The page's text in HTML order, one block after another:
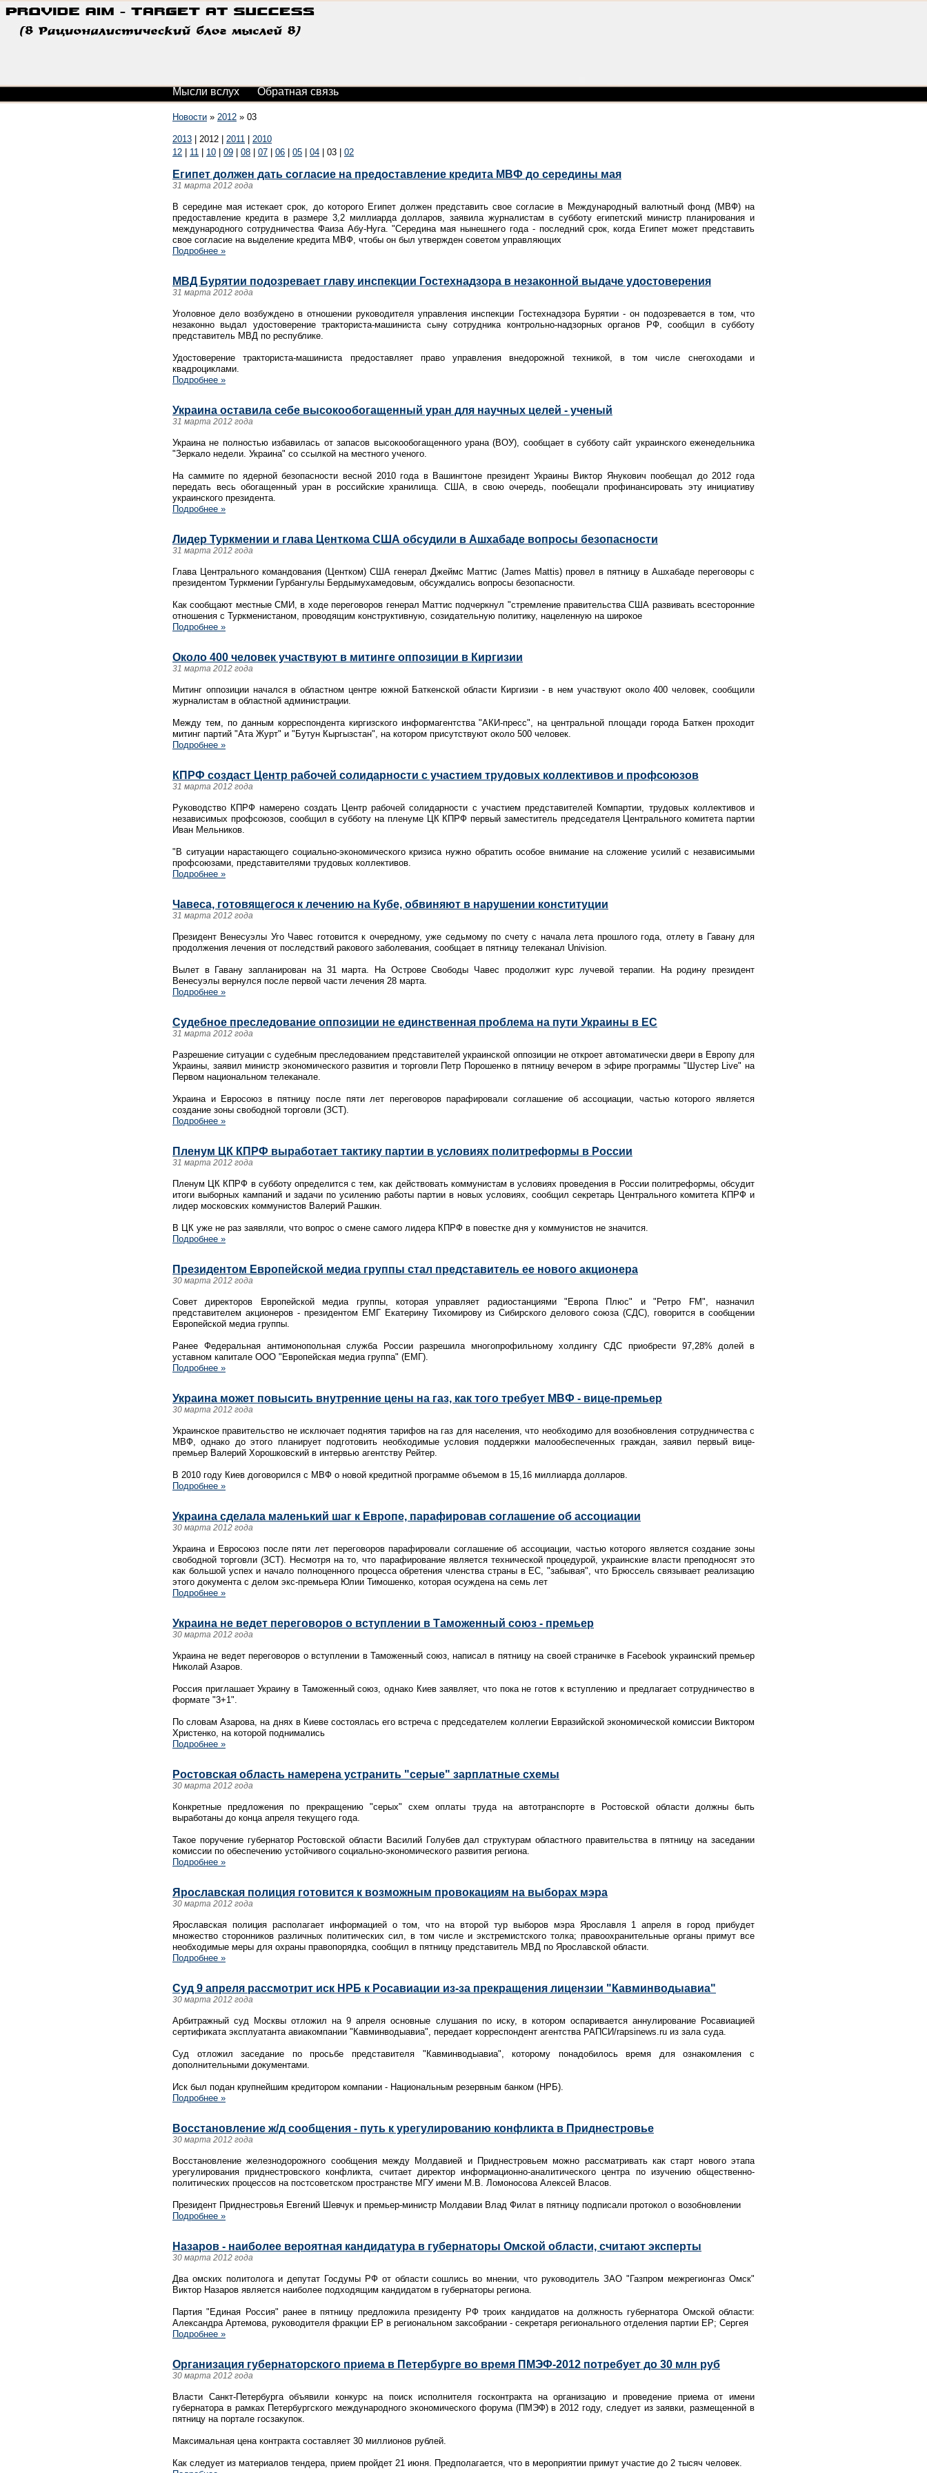
Мысли вслух Обратная связь
Новости » 2012 » 03
2013 2012 2011
2010
12
11 10 09 08 07 06 05 04 03 02
Египет должен дать согласие на предоставление кредита МВФ до середины мая
31 марта 2012 года
В середине мая истекает срок, до которого Египет должен представить свое согласие в Международный валютный фонд (МВФ) на
предоставление кредита в размере 3,2 миллиарда долларов, заявила журналистам в субботу египетский министр планирования и
международного сотрудничества Фаиза Абу-Нуга. "Середина мая нынешнего года - последний срок, когда Египет может представить
свое согласие на выделение кредита МВФ, чтобы он был утвержден советом управляющих
Подробнее »
МВД Бурятии подозревает главу инспекции Гостехнадзора в незаконной выдаче удостоверения
31 марта 2012 года
Уголовное дело возбуждено в отношении руководителя управления инспекции Гостехнадзора Бурятии - он подозревается в том, что
незаконно выдал удостоверение тракториста-машиниста сыну сотрудника контрольно-надзорных органов РФ, сообщил в субботу
представитель МВД по республике.
Удостоверение тракториста-машиниста предоставляет право управления внедорожной техникой, в том числе снегоходами и
квадроциклами.
Подробнее »
Украина оставила себе высокообогащенный уран для научных целей - ученый
31 марта 2012 года
Украина не полностью избавилась от запасов высокообогащенного урана (ВОУ), сообщает в субботу сайт украинского еженедельника
"Зеркало недели. Украина" со ссылкой на местного ученого.
На саммите по ядерной безопасности весной 2010 года в Вашингтоне президент Украины Виктор Янукович пообещал до 2012 года
передать весь обогащенный уран в российские хранилища. США, в свою очередь, пообещали профинансировать эту инициативу
украинского президента.
Подробнее »
Лидер Туркмении и глава Центкома США обсудили в Ашхабаде вопросы безопасности
31 марта 2012 года
Глава Центрального командования (Центком) США генерал Джеймс Маттис (James Mattis) провел в пятницу в Ашхабаде переговоры с
президентом Туркмении Гурбангулы Бердымухамедовым, обсуждались вопросы безопасности.
Как сообщают местные СМИ, в ходе переговоров генерал Маттис подчеркнул "стремление правительства США развивать всесторонние
отношения с Туркменистаном, проводящим конструктивную, созидательную политику, нацеленную на широкое
Подробнее »
Около 400 человек участвуют в митинге оппозиции в Киргизии
31 марта 2012 года
Митинг оппозиции начался в областном центре южной Баткенской области Киргизии - в нем участвуют около 400 человек, сообщили
журналистам в областной администрации.
Между тем, по данным корреспондента киргизского информагентства "АКИ-пресс", на центральной площади города Баткен проходит
митинг партий "Ата Журт" и "Бутун Кыргызстан", на котором присутствуют около 500 человек.
Подробнее »
КПРФ создаст Центр рабочей солидарности с участием трудовых коллективов и профсоюзов
31 марта 2012 года
Руководство КПРФ намерено создать Центр рабочей солидарности с участием представителей Компартии, трудовых коллективов и
независимых профсоюзов, сообщил в субботу на пленуме ЦК КПРФ первый заместитель председателя Центрального комитета партии
Иван Мельников.
"В ситуации нарастающего социально-экономического кризиса нужно обратить особое внимание на сложение усилий с независимыми
профсоюзами, представителями трудовых коллективов.
Подробнее »
Чавеса, готовящегося к лечению на Кубе, обвиняют в нарушении конституции
31 марта 2012 года
Президент Венесуэлы Уго Чавес готовится к очередному, уже седьмому по счету с начала лета прошлого года, отлету в Гавану для
продолжения лечения от последствий ракового заболевания, сообщает в пятницу телеканал Univision.
Вылет в Гавану запланирован на 31 марта. На Острове Свободы Чавес продолжит курс лучевой терапии. На родину президент
Венесуэлы вернулся после первой части лечения 28 марта.
Подробнее »
Судебное преследование оппозиции не единственная проблема на пути Украины в ЕС
31 марта 2012 года
Разрешение ситуации с судебным преследованием представителей украинской оппозиции не откроет автоматически двери в Европу для
Украины, заявил министр экономического развития и торговли Петр Порошенко в пятницу вечером в эфире программы "Шустер Live" на
Первом национальном телеканале.
Украина и Евросоюз в пятницу после пяти лет переговоров парафировали соглашение об ассоциации, частью которого является
создание зоны свободной торговли (ЗСТ).
Подробнее »
Пленум ЦК КПРФ выработает тактику партии в условиях политреформы в России
31 марта 2012 года
Пленум ЦК КПРФ в субботу определится с тем, как действовать коммунистам в условиях проведения в России политреформы, обсудит
итоги выборных кампаний и задачи по усилению работы партии в новых условиях, сообщил секретарь Центрального комитета КПРФ и
лидер московских коммунистов Валерий Рашкин.
В ЦК уже не раз заявляли, что вопрос о смене самого лидера КПРФ в повестке дня у коммунистов не значится.
Подробнее »
Президентом Европейской медиа группы стал представитель ее нового акционера
30 марта 2012 года
Совет директоров Европейской медиа группы, которая управляет радиостанциями "Европа Плюс" и "Ретро FM", назначил
представителем акционеров - президентом ЕМГ Екатерину Тихомирову из Сибирского делового союза (СДС), говорится в сообщении
Европейской медиа группы.
Ранее Федеральная антимонопольная служба России разрешила многопрофильному холдингу СДС приобрести 97,28% долей в
уставном капитале ООО "Европейская медиа группа" (ЕМГ).
Подробнее »
Украина может повысить внутренние цены на газ, как того требует МВФ - вице-премьер
30 марта 2012 года
Украинское правительство не исключает поднятия тарифов на газ для населения, что необходимо для возобновления сотрудничества с
МВФ, однако до этого планирует подготовить необходимые условия поддержки малообеспеченных граждан, заявил первый вице-
премьер Валерий Хорошковский в интервью агентству Рейтер.
В 2010 году Киев договорился с МВФ о новой кредитной программе объемом в 15,16 миллиарда долларов.
Подробнее »
Украина сделала маленький шаг к Европе, парафировав соглашение об ассоциации
30 марта 2012 года
Украина и Евросоюз после пяти лет переговоров парафировали соглашение об ассоциации, частью которого является создание зоны
свободной торговли (ЗСТ). Несмотря на то, что парафирование является технической процедурой, украинские власти преподносят это
как большой успех и начало полноценного процесса обретения членства страны в ЕС, "забывая", что Брюссель связывает реализацию
этого документа с делом экс-премьера Юлии Тимошенко, которая осуждена на семь лет
Подробнее »
Украина не ведет переговоров о вступлении в Таможенный союз - премьер
30 марта 2012 года
Украина не ведет переговоров о вступлении в Таможенный союз, написал в пятницу на своей страничке в Facebook украинский премьер
Николай Азаров.
Россия приглашает Украину в Таможенный союз, однако Киев заявляет, что пока не готов к вступлению и предлагает сотрудничество в
формате "3+1".
По словам Азарова, на днях в Киеве состоялась его встреча с председателем коллегии Евразийской экономической комиссии Виктором
Христенко, на которой поднимались
Подробнее »
Ростовская область намерена устранить "серые" зарплатные схемы
30 марта 2012 года
Конкретные предложения по прекращению "серых" схем оплаты труда на автотранспорте в Ростовской области должны быть
выработаны до конца апреля текущего года.
Такое поручение губернатор Ростовской области Василий Голубев дал структурам областного правительства в пятницу на заседании
комиссии по обеспечению устойчивого социально-экономического развития региона.
Подробнее »
Ярославская полиция готовится к возможным провокациям на выборах мэра
30 марта 2012 года
Ярославская полиция располагает информацией о том, что на второй тур выборов мэра Ярославля 1 апреля в город прибудет
множество сторонников различных политических сил, в том числе и экстремистского толка; правоохранительные органы примут все
необходимые меры для охраны правопорядка, сообщил в пятницу представитель МВД по Ярославской области.
Подробнее »
Суд 9 апреля рассмотрит иск НРБ к Росавиации из-за прекращения лицензии "Кавминводыавиа"
30 марта 2012 года
Арбитражный суд Москвы отложил на 9 апреля основные слушания по иску, в котором оспаривается аннулирование Росавиацией
сертификата эксплуатанта авиакомпании "Кавминводыавиа", передает корреспондент агентства РАПСИ/rapsinews.ru из зала суда.
Суд отложил заседание по просьбе представителя "Кавминводыавиа", которому понадобилось время для ознакомления с
дополнительными документами.
Иск был подан крупнейшим кредитором компании - Национальным резервным банком (НРБ).
Подробнее »
Восстановление ж/д сообщения - путь к урегулированию конфликта в Приднестровье
30 марта 2012 года
Восстановление железнодорожного сообщения между Молдавией и Приднестровьем можно рассматривать как старт нового этапа
урегулирования приднестровского конфликта, считает директор информационно-аналитического центра по изучению общественно-
политических процессов на постсоветском пространстве МГУ имени М.В. Ломоносова Алексей Власов.
Президент Приднестровья Евгений Шевчук и премьер-министр Молдавии Влад Филат в пятницу подписали протокол о возобновлении
Подробнее »
Назаров - наиболее вероятная кандидатура в губернаторы Омской области, считают эксперты
30 марта 2012 года
Два омских политолога и депутат Госдумы РФ от области сошлись во мнении, что руководитель ЗАО "Газпром межрегионгаз Омск"
Виктор Назаров является наиболее подходящим кандидатом в губернаторы региона.
Партия "Единая Россия" ранее в пятницу предложила президенту РФ троих кандидатов на должность губернатора Омской области:
Александра Артемова, руководителя фракции ЕР в региональном заксобрании - секретаря регионального отделения партии ЕР; Сергея
Подробнее »
Организация губернаторского приема в Петербурге во время ПМЭФ-2012 потребует до 30 млн руб
30 марта 2012 года
Власти Санкт-Петербурга объявили конкурс на поиск исполнителя госконтракта на организацию и проведение приема от имени
губернатора в рамках Петербургского международного экономического форума (ПМЭФ) в 2012 году, следует из заявки, размещенной в
пятницу на портале госзакупок.
Максимальная цена контракта составляет 30 миллионов рублей.
Как следует из материалов тендера, прием пройдет 21 июня. Предполагается, что в мероприятии примут участие до 2 тысяч человек.